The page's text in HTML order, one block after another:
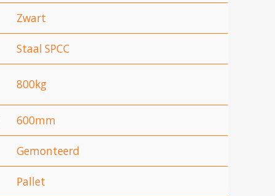
Zwart
Staal SPCC
800kg
600mm
Gemonteerd
Pallet